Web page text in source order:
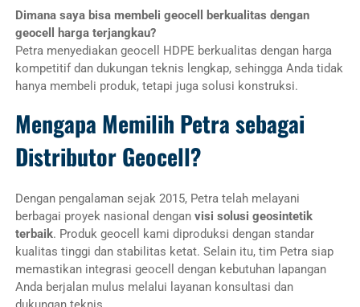
Dimana saya bisa membeli geocell berkualitas dengan
geocell harga terjangkau?
Petra menyediakan geocell HDPE berkualitas dengan harga
kompetitif dan dukungan teknis lengkap, sehingga Anda tidak
hanya membeli produk, tetapi juga solusi konstruksi.
Mengapa Memilih Petra sebagai
Distributor Geocell?
Dengan pengalaman sejak 2015, Petra telah melayani
berbagai proyek nasional dengan visi solusi geosintetik
terbaik. Produk geocell kami diproduksi dengan standar
kualitas tinggi dan stabilitas ketat. Selain itu, tim Petra siap
memastikan integrasi geocell dengan kebutuhan lapangan
Anda berjalan mulus melalui layanan konsultasi dan